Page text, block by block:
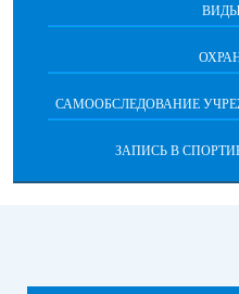
САМООБСЛЕДОВАНИЕ
ЗАПИСЬ В